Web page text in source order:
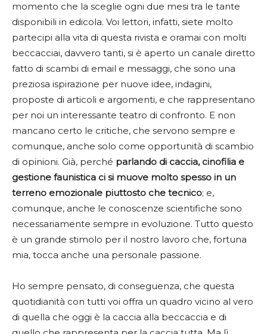
momento che la sceglie ogni due mesi tra le tante
disponibili in edicola. Voi lettori, infatti, siete molto
partecipi alla vita di questa rivista e oramai con molti
beccacciai, davvero tanti, si è aperto un canale diretto
fatto di scambi di email e messaggi, che sono una
preziosa ispirazione per nuove idee, indagini,
proposte di articoli e argomenti, e che rappresentano
per noi un interessante teatro di confronto. E non
mancano certo le critiche, che servono sempre e
comunque, anche solo come opportunità di scambio
di opinioni. Già, perché parlando di caccia, cinofilia e
gestione faunistica ci si muove molto spesso in un
terreno emozionale piuttosto che tecnico; e,
comunque, anche le conoscenze scientifiche sono
necessariamente sempre in evoluzione. Tutto questo
è un grande stimolo per il nostro lavoro che, fortuna
mia, tocca anche una personale passione.
Ho sempre pensato, di conseguenza, che questa
quotidianità con tutti voi offra un quadro vicino al vero
di quella che oggi è la caccia alla beccaccia e di